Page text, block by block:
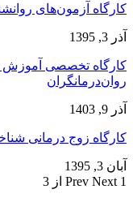
کارگاه آزمون‌های
آذر 3, 1395
روان‌درمانگران
آذر 9, 1403
کارگاه زوج‌ درمانی
آبان 3, 1395
Prev Next 1 از 3